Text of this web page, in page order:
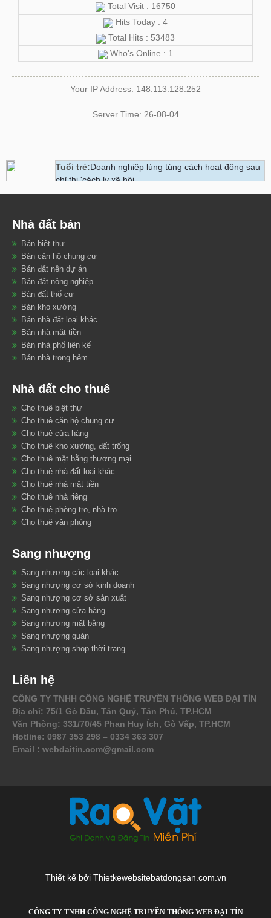
Total Visit : 16750
Hits Today : 4
Total Hits : 53483
Who's Online : 1
Your IP Address: 148.113.128.252
Server Time: 26-08-04
Tuổi trẻ:Doanh nghiệp lúng túng cách hoạt động sau
chỉ thị 'cách ly xã hội
thiểu là 60m2
Donaland:
Dân trí:
căn hộ bán ra thấp
vnexpress:
Nhà đất bán
Bán biệt thự
Bán căn hộ chung cư
Bán đất nền dự án
Bán đất nông nghiệp
Bán đất thổ cư
Bán kho xưởng
Bán nhà đất loại khác
Bán nhà mặt tiền
Bán nhà phố liên kế
Bán nhà trong hẻm
Nhà đất cho thuê
Cho thuê biệt thự
Cho thuê căn hộ chung cư
Cho thuê cửa hàng
Cho thuê kho xưởng, đất trống
Cho thuê mặt bằng thương mại
Cho thuê nhà đất loại khác
Cho thuê nhà mặt tiền
Cho thuê nhà riêng
Cho thuê phòng trọ, nhà trọ
Cho thuê văn phòng
Sang nhượng
Sang nhượng các loại khác
Sang nhượng cơ sở kinh doanh
Sang nhượng cơ sở sản xuất
Sang nhượng cửa hàng
Sang nhượng mặt bằng
Sang nhượng quán
Sang nhượng shop thời trang
Liên hệ
CÔNG TY TNHH CÔNG NGHỆ TRUYỀN THÔNG WEB ĐẠI TÍN
Địa chỉ: 75/1 Gò Dầu, Tân Quý, Tân Phú, TP.HCM
Văn Phòng: 331/70/45 Phan Huy Ích, Gò Vấp, TP.HCM
Hotline: 0987 353 298 – 0334 363 307
Email : webdaitin.com@gmail.com
Thiết kế bởi Thietkewebsitebatdongsan.com.vn
CÔNG TY TNHH CÔNG NGHỆ TRUYỀN THÔNG WEB ĐẠI TÍN